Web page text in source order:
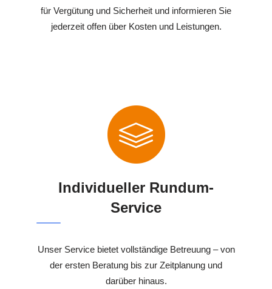
für Vergütung und Sicherheit und informieren Sie
jederzeit offen über Kosten und Leistungen.
Individueller Rundum-
Service
Unser Service bietet vollständige Betreuung – von
der ersten Beratung bis zur Zeitplanung und
darüber hinaus.